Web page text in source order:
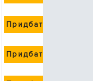
Придбати
Придбати